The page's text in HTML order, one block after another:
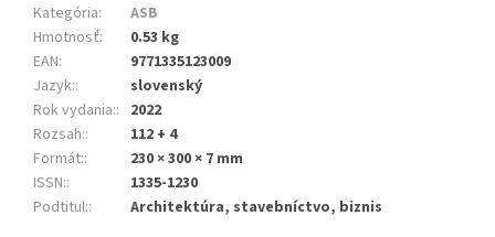
Kategória:
ASB
Hmotnosť:
0.53 kg
EAN:
9771335123009
Jazyk::
slovenský
Rok vydania:: 2022
Rozsah::
112 + 4
Formát::
230 × 300 × 7 mm
ISSN::
1335-1230
Podtitul:: Architektúra, stavebníctvo, biznis